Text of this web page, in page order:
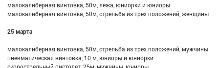
малокалиберная винтовка, 50м, лежа, юниорки и юниоры
малокалиберная винтовка, 50м, стрельба из трех положений, женщины
25 марта
малокалиберная винтовка, 50м, стрельба из трех положений, мужчины
пневматическая винтовка, 10 м, юниоры и юниорки